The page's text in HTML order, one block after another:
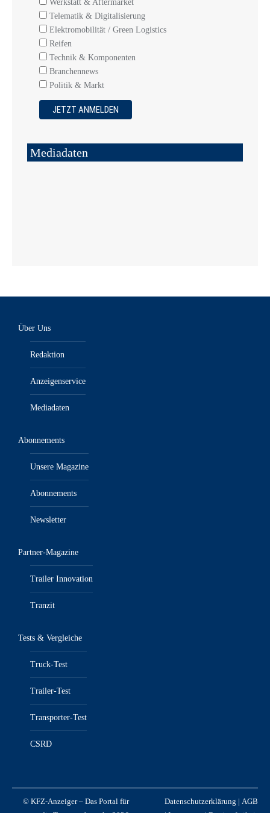
Werkstatt & Aftermarket
Telematik & Digitalisierung
Elektromobilität / Green Logistics
Reifen
Technik & Komponenten
Branchennews
Politik & Markt
Mediadaten
Über Uns
Redaktion
Anzeigenservice
Mediadaten
Abonnements
Unsere Magazine
Abonnements
Newsletter
Partner-Magazine
Trailer Innovation
Tranzit
Tests & Vergleiche
Truck-Test
Trailer-Test
Transporter-Test
CSRD
© KFZ-Anzeiger – Das Portal für
Datenschutzerklärung | AGB